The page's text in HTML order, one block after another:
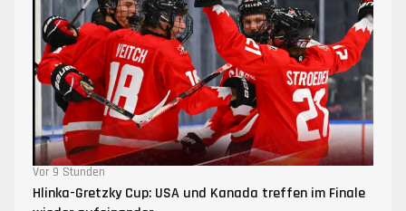
Vor 9 Stunden
Hlinka-Gretzky Cup: USA und Kanada treffen im Finale